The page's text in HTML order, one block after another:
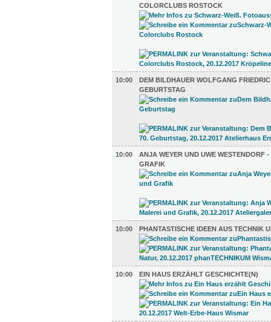
OLORCLUBS ROSTOCK
10:00
DEM BILDHAUER WOLFGANG
GEBURTSTAG
10:00
ANJA WEYER UND UWE WESTENDORF
GRAFIK
10:00 PHANTASTISCHE IDEEN AUS TECHNIK
10:00 EIN HAUS ERZÄHLT GESCHICHTE(N)